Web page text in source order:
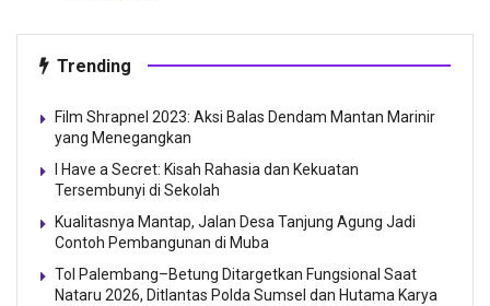
Trending
Film Shrapnel 2023: Aksi Balas Dendam Mantan Marinir
yang Menegangkan
I Have a Secret: Kisah Rahasia dan Kekuatan
Tersembunyi di Sekolah
Kualitasnya Mantap, Jalan Desa Tanjung Agung Jadi
Contoh Pembangunan di Muba
Tol Palembang–Betung Ditargetkan Fungsional Saat
Nataru 2026, Ditlantas Polda Sumsel dan Hutama Karya